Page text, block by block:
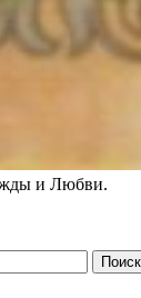
и Любви.